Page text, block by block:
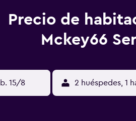
Precio de
Mckey66
15/8 2 huéspedes, 1